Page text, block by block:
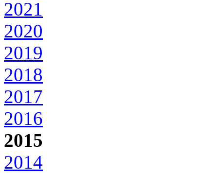
2021
2020
2019
2018
2017
2016
2015
2014